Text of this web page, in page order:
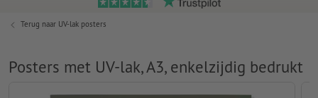
Terug naar UV-lak posters
Posters met UV-lak, A3, enkelzijdig bedrukt